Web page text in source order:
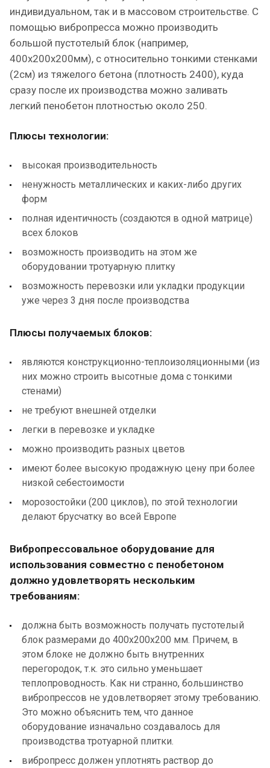
индивидуальном, так и в массовом строительстве. С
помощью вибропресса можно производить
большой пустотелый блок (например,
400х200х200мм), с относительно тонкими стенками
(2см) из тяжелого бетона (плотность 2400), куда
сразу после их производства можно заливать
легкий пенобетон плотностью около 250.
Плюсы технологии:
высокая производительность
ненужность металлических и каких-либо других
форм
полная идентичность (создаются в одной матрице)
всех блоков
возможность производить на этом же
оборудовании тротуарную плитку
возможность перевозки или укладки продукции
уже через 3 дня после производства
Плюсы получаемых блоков:
являются конструкционно-теплоизоляционными (из
них можно строить высотные дома с тонкими
стенами)
не требуют внешней отделки
легки в перевозке и укладке
можно производить разных цветов
имеют более высокую продажную цену при более
низкой себестоимости
морозостойки (200 циклов), по этой технологии
делают брусчатку во всей Европе
Вибропрессовальное оборудование для
использования совместно с пенобетоном
должно удовлетворять нескольким
требованиям:
должна быть возможность получать пустотелый
блок размерами до 400х200х200 мм. Причем, в
этом блоке не должно быть внутренних
перегородок, т.к. это сильно уменьшает
теплопроводность. Как ни странно, большинство
вибропрессов не удовлетворяет этому требованию.
Это можно объяснить тем, что данное
оборудование изначально создавалось для
производства тротуарной плитки.
вибропресс должен уплотнять раствор до